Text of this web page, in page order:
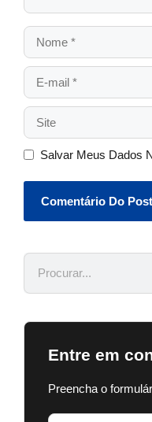
Salvar Meus Dados
Entre em
Preencha o